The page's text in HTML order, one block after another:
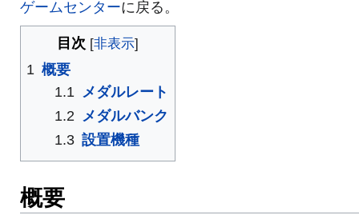
ゲームセンターに戻る。
目次
1 概要
1.1 メダルレート
1.2 メダルバンク
1.3 設置機種
概要